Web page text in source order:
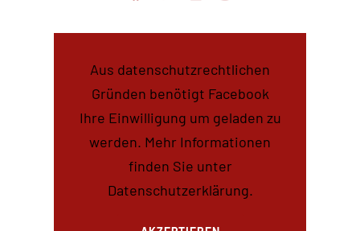
Aus datenschutzrechtlichen
Gründen benötigt Facebook
Ihre Einwilligung um geladen zu
werden. Mehr Informationen
finden Sie unter
Datenschutzerklärung.